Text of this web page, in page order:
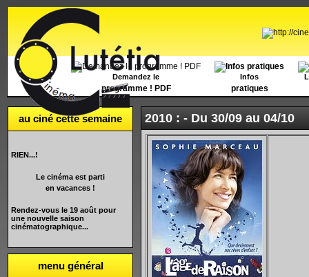
Accueil Demandez le
programme ! PDF
Infos
pratiques
au ciné cette semaine
RIEN...!
Le cinéma est parti
en vacances !
Rendez-vous le 19 août pour
une nouvelle saison
cinématographique...
menu général
2010 : - Du 30/09 au 04/10